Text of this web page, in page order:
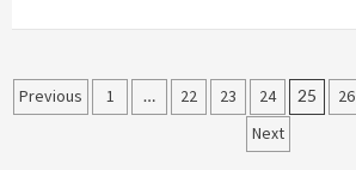
投Previous 1 … 22 23 24 25 26
Next